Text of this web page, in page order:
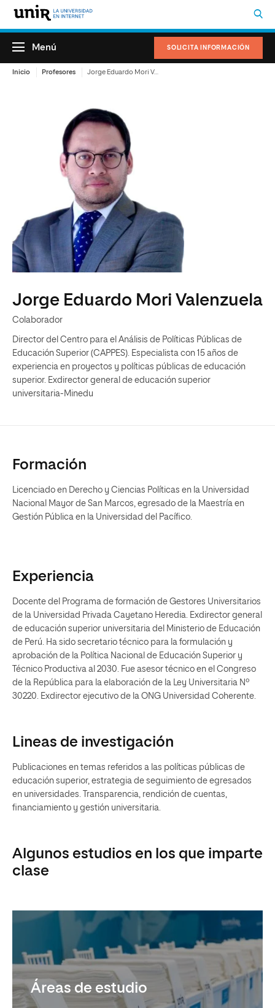
SOLICITA INFORMACIÓN
Menú
Inicio Profesores Jorge Eduardo Mori Valenzuela
Jorge Eduardo Mori Valenzuela
Colaborador
Director del Centro para el Análisis de Políticas Públicas de
Educación Superior (CAPPES). Especialista con 15 años de
experiencia en proyectos y políticas públicas de educación
superior. Exdirector general de educación superior
universitaria-Minedu
Formación
Licenciado en Derecho y Ciencias Políticas en la Universidad
Nacional Mayor de San Marcos, egresado de la Maestría en
Gestión Pública en la Universidad del Pacífico.
Experiencia
Docente del Programa de formación de Gestores Universitarios
de la Universidad Privada Cayetano Heredia. Exdirector general
de educación superior universitaria del Ministerio de Educación
de Perú. Ha sido secretario técnico para la formulación y
aprobación de la Política Nacional de Educación Superior y
Técnico Productiva al 2030. Fue asesor técnico en el Congreso
de la República para la elaboración de la Ley Universitaria Nº
30220. Exdirector ejecutivo de la ONG Universidad Coherente.
Lineas de investigación
Publicaciones en temas referidos a las políticas públicas de
educación superior, estrategia de seguimiento de egresados
en universidades. Transparencia, rendición de cuentas,
financiamiento y gestión universitaria.
Algunos estudios en los que imparte
clase
Áreas de estudio